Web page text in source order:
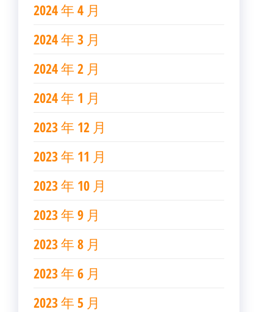
2024 年 4 月
2024 年 3 月
2024 年 2 月
2024 年 1 月
2023 年 12 月
2023 年 11 月
2023 年 10 月
2023 年 9 月
2023 年 8 月
2023 年 6 月
2023 年 5 月